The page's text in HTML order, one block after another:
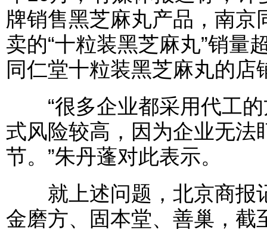
牌销售黑芝麻丸产品，南
卖的“十粒装黑芝麻丸”销量
同仁堂十粒装黑芝麻丸的店
“很多企业都采用代工的
式风险较高，因为企业无法
节。”朱丹蓬对此表示。
就上述问题，北京商报
金磨方、固本堂、善巢，截